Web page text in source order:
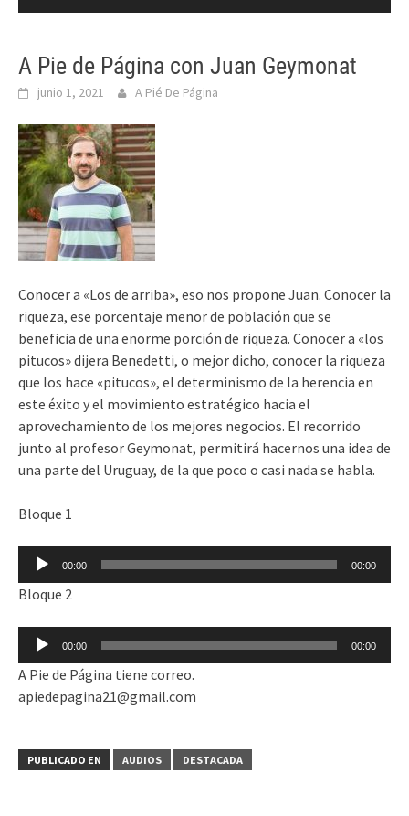
A Pie de Página con Juan Geymonat
junio 1, 2021 A Pié De Página
Conocer a «Los de arriba», eso nos propone Juan. Conocer la
riqueza, ese porcentaje menor de población que se
beneficia de una enorme porción de riqueza. Conocer a «los
pitucos» dijera Benedetti, o mejor dicho, conocer la riqueza
que los hace «pitucos», el determinismo de la herencia en
este éxito y el movimiento estratégico hacia el
aprovechamiento de los mejores negocios. El recorrido
junto al profesor Geymonat, permitirá hacernos una idea de
una parte del Uruguay, de la que poco o casi nada se habla.
Bloque 1
Reproductor
de
audio
00:00 00:00
Bloque 2
Reproductor
de
audio
00:00 00:00
A Pie de Página tiene correo.
apiedepagina21@gmail.com
PUBLICADO EN AUDIOS DESTACADA